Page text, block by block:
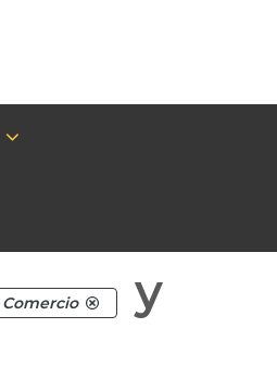
Comercio
y